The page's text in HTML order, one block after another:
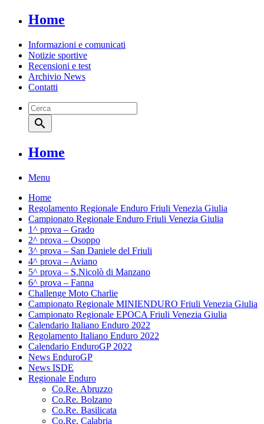
Home
Informazioni e comunicati
Notizie sportive
Recensioni e test
Archivio News
Contatti
search
Home
Menu
Home
Regolamento Regionale Enduro Friuli Venezia Giulia
Campionato Regionale Enduro Friuli Venezia Giulia
1^ prova – Grado
2^ prova – Osoppo
3^ prova – San Daniele del Friuli
4^ prova – Aviano
5^ prova – S.Nicolò di Manzano
6^ prova – Fanna
Challenge Moto Charlie
Campionato Regionale MINIENDURO Friuli Venezia Giulia
Campionato Regionale EPOCA Friuli Venezia Giulia
Calendario Italiano Enduro 2022
Regolamento Italiano Enduro 2022
Calendario EnduroGP 2022
News EnduroGP
News ISDE
Regionale Enduro
Co.Re. Abruzzo
Co.Re. Bolzano
Co.Re. Basilicata
Co.Re. Calabria